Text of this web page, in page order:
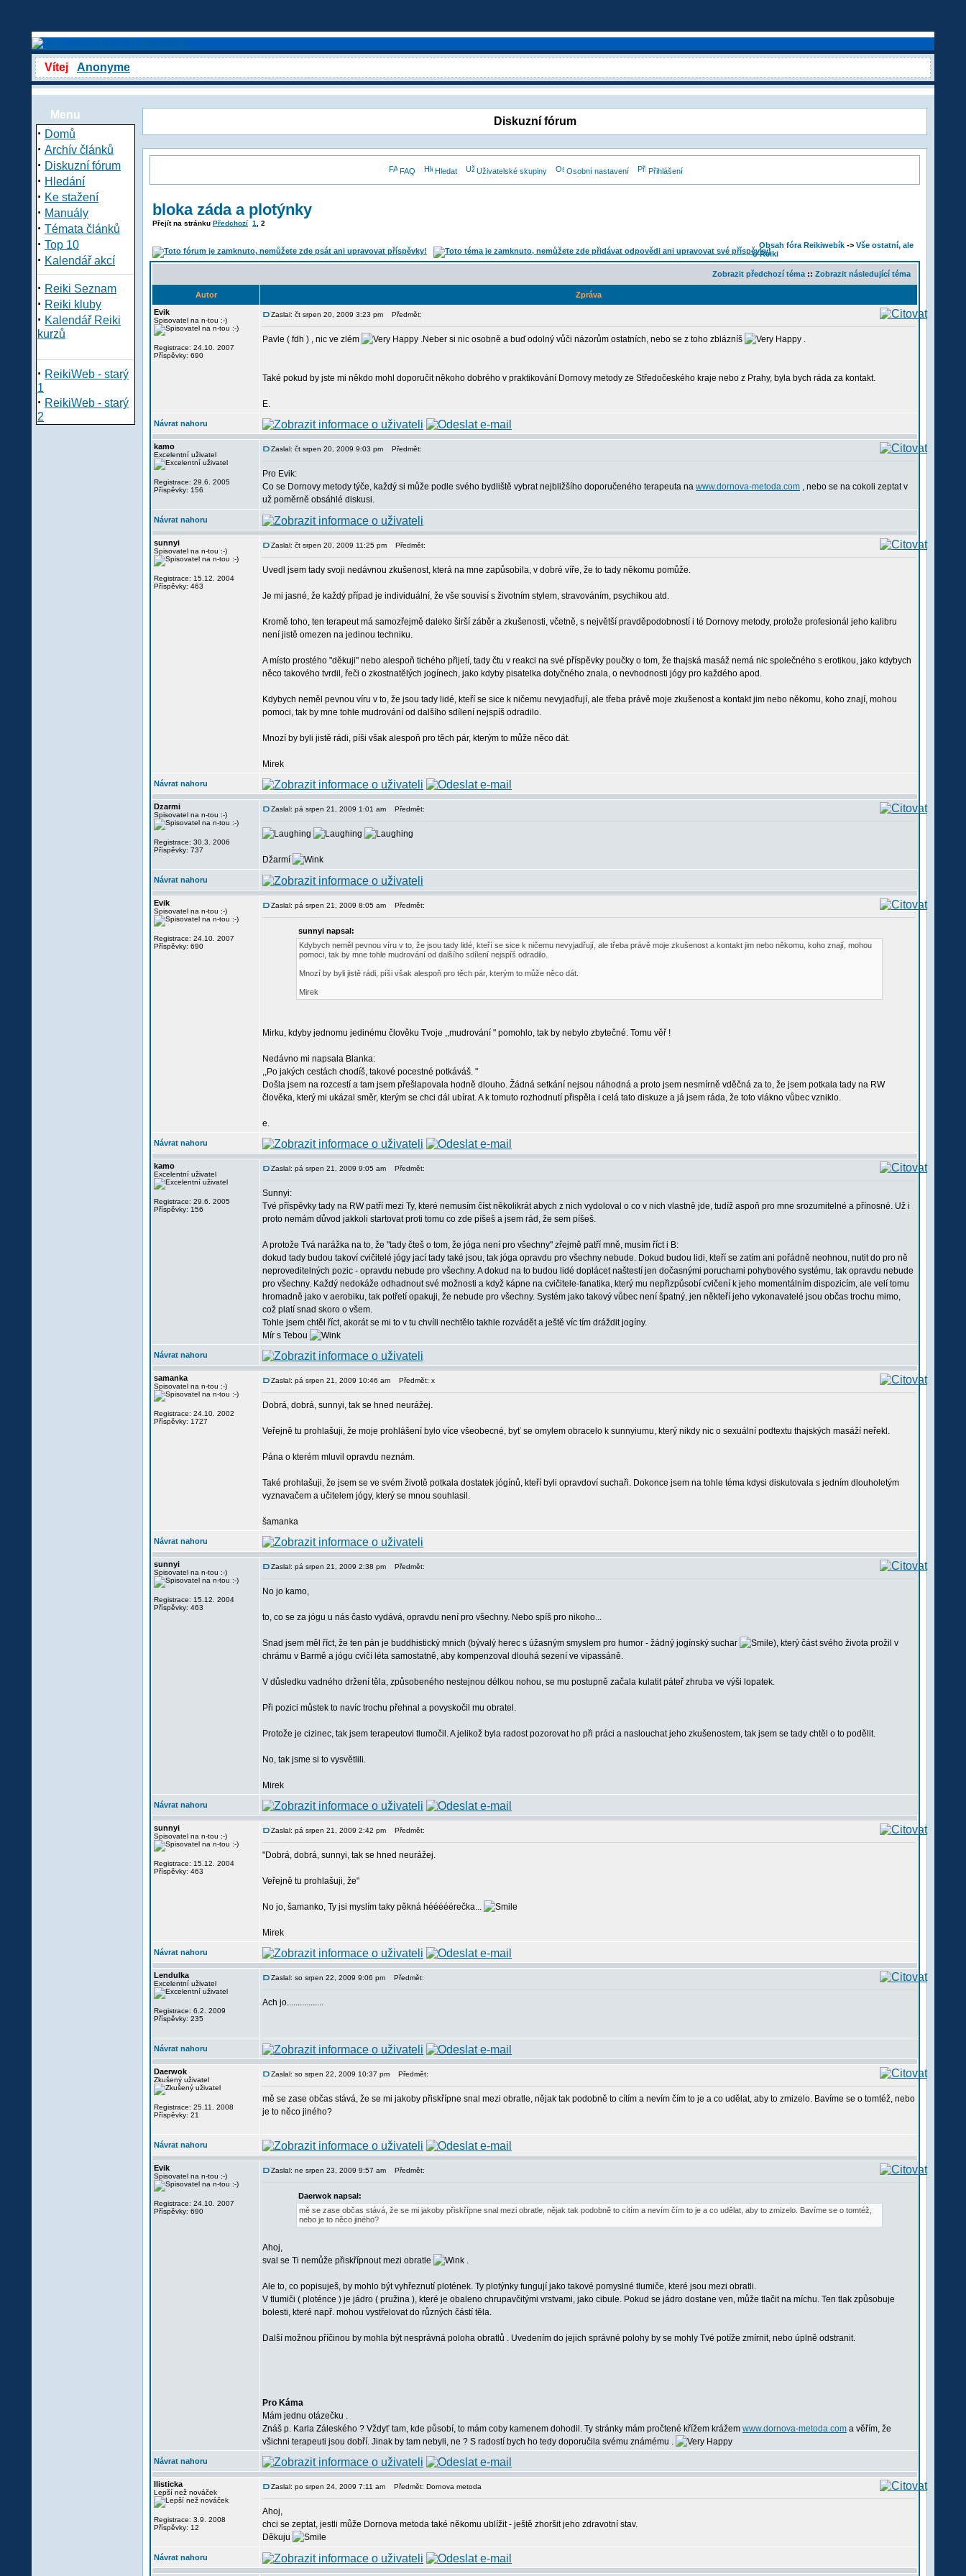
Vítej Anonyme
Menu
· Domů
· Archív článků
· Diskuzní fórum
· Hledání
· Ke stažení
· Manuály
· Témata článků
· Top 10
· Kalendář akcí
· Reiki Seznam
· Reiki kluby
· Kalendář Reiki
kurzů
· ReikiWeb - starý
1
· ReikiWeb - starý
2
Diskuzní fórum
FAQ Hledat Uživatelské skupiny Osobní nastavení Přihlášení
bloka záda a plotýnky
Přejít na stránku Předchozí 1 2
Obsah fóra Reikiwebík -> Vše ostatní, ale
o Reiki
Zobrazit předchozí téma :: Zobrazit následující téma
Autor
Zpráva
Evik
Spisovatel na n-tou :-)
Registrace: 24.10. 2007
Příspěvky: 690
Zaslal: čt srpen 20, 2009 3:23 pm Předmět:
Pavle ( fdh ) , nic ve zlém .Neber si nic osobně a buď odolný vůči názorům ostatních, nebo se z toho zblázníš .
Také pokud by jste mi někdo mohl doporučit někoho dobrého v praktikování Dornovy metody ze Středočeského kraje nebo z Prahy, byla bych ráda za kontakt.
E.
Návrat nahoru
kamo
Excelentní uživatel
Registrace: 29.6. 2005
Příspěvky: 156
Zaslal: čt srpen 20, 2009 9:03 pm Předmět:
Pro Evik:
Co se Dornovy metody týče, každý si může podle svého bydliště vybrat nejbližšího doporučeného terapeuta na www.dornova-metoda.com , nebo se na cokoli zeptat v
už poměrně obsáhlé diskusi.
Návrat nahoru
sunnyi
Spisovatel na n-tou :-)
Registrace: 15.12. 2004
Příspěvky: 463
Zaslal: čt srpen 20, 2009 11:25 pm Předmět:
Uvedl jsem tady svoji nedávnou zkušenost, která na mne zapůsobila, v dobré víře, že to tady někomu pomůže.
Je mi jasné, že každý případ je individuální, že vše souvisí s životním stylem, stravováním, psychikou atd.
Kromě toho, ten terapeut má samozřejmě daleko širší záběr a zkušenosti, včetně, s největší pravděpodobností i té Dornovy metody, protože profesionál jeho kalibru
není jistě omezen na jedinou techniku.
A místo prostého "děkuji" nebo alespoň tichého přijetí, tady čtu v reakci na své příspěvky poučky o tom, že thajská masáž nemá nic společného s erotikou, jako kdybych
něco takového tvrdil, řeči o zkostnatělých jogínech, jako kdyby pisatelka dotyčného znala, o nevhodnosti jógy pro každého apod.
Kdybych neměl pevnou víru v to, že jsou tady lidé, kteří se sice k ničemu nevyjadřují, ale třeba právě moje zkušenost a kontakt jim nebo někomu, koho znají, mohou
pomoci, tak by mne tohle mudrování od dalšího sdílení nejspíš odradilo.
Mnozí by byli jistě rádi, píši však alespoň pro těch pár, kterým to může něco dát.
Mirek
Návrat nahoru
Dzarmi
Spisovatel na n-tou :-)
Registrace: 30.3. 2006
Příspěvky: 737
Zaslal: pá srpen 21, 2009 1:01 am Předmět:
Džarmí
Návrat nahoru
Evik
Spisovatel na n-tou :-)
Registrace: 24.10. 2007
Příspěvky: 690
Zaslal: pá srpen 21, 2009 8:05 am Předmět:
sunnyi napsal:
Kdybych neměl pevnou víru v to, že jsou tady lidé, kteří se sice k ničemu nevyjadřují, ale třeba právě moje zkušenost a kontakt jim nebo někomu, koho znají, mohou
pomoci, tak by mne tohle mudrování od dalšího sdílení nejspíš odradilo.
Mnozí by byli jistě rádi, píši však alespoň pro těch pár, kterým to může něco dát.
Mirek
Mirku, kdyby jednomu jedinému člověku Tvoje ,,mudrování " pomohlo, tak by nebylo zbytečné. Tomu věř !
Nedávno mi napsala Blanka:
,,Po jakých cestách chodíš, takové pocestné potkáváš. "
Došla jsem na rozcestí a tam jsem přešlapovala hodně dlouho. Žádná setkání nejsou náhodná a proto jsem nesmírně vděčná za to, že jsem potkala tady na RW
člověka, který mi ukázal směr, kterým se chci dál ubírat. A k tomuto rozhodnutí přispěla i celá tato diskuze a já jsem ráda, že toto vlákno vůbec vzniklo.
e.
Návrat nahoru
kamo
Excelentní uživatel
Registrace: 29.6. 2005
Příspěvky: 156
Zaslal: pá srpen 21, 2009 9:05 am Předmět:
Sunnyi:
Tvé příspěvky tady na RW patří mezi Ty, které nemusím číst několikrát abych z nich vydoloval o co v nich vlastně jde, tudíž aspoň pro mne srozumitelné a přínosné. Už i
proto nemám důvod jakkoli startovat proti tomu co zde píšeš a jsem rád, že sem píšeš.
A protože Tvá narážka na to, že "tady čteš o tom, že jóga není pro všechny" zřejmě patří mně, musím říct i B:
dokud tady budou takoví cvičitelé jógy jací tady také jsou, tak jóga opravdu pro všechny nebude. Dokud budou lidi, kteří se zatím ani pořádně neohnou, nutit do pro ně
neproveditelných pozic - opravdu nebude pro všechny. A dokud na to budou lidé doplácet naštestí jen dočasnými poruchami pohybového systému, tak opravdu nebude
pro všechny. Každý nedokáže odhadnout své možnosti a když kápne na cvičitele-fanatika, který mu nepřizpůsobí cvičení k jeho momentálním dispozicím, ale velí tomu
hromadně jako v aerobiku, tak potřetí opakuji, že nebude pro všechny. Systém jako takový vůbec není špatný, jen někteří jeho vykonavatelé jsou občas trochu mimo,
což platí snad skoro o všem.
Tohle jsem chtěl říct, akorát se mi to v tu chvíli nechtělo takhle rozvádět a ještě víc tím dráždit jogíny.
Mír s Tebou
Návrat nahoru
samanka
Spisovatel na n-tou :-)
Registrace: 24.10. 2002
Příspěvky: 1727
Zaslal: pá srpen 21, 2009 10:46 am Předmět: x
Dobrá, dobrá, sunnyi, tak se hned neurážej.
Veřejně tu prohlašuji, že moje prohlášení bylo více všeobecné, byť se omylem obracelo k sunnyiumu, který nikdy nic o sexuální podtextu thajských masáží neřekl.
Pána o kterém mluvil opravdu neznám.
Také prohlašuji, že jsem se ve svém životě potkala dostatek jógínů, kteří byli opravdoví suchaři. Dokonce jsem na tohle téma kdysi diskutovala s jedním dlouholetým
vyznavačem a učitelem jógy, který se mnou souhlasil.
šamanka
Návrat nahoru
sunnyi
Spisovatel na n-tou :-)
Registrace: 15.12. 2004
Příspěvky: 463
Zaslal: pá srpen 21, 2009 2:38 pm Předmět:
No jo kamo,
to, co se za jógu u nás často vydává, opravdu není pro všechny. Nebo spíš pro nikoho...
Snad jsem měl říct, že ten pán je buddhistický mnich (bývalý herec s úžasným smyslem pro humor - žádný jogínský suchar
), který část svého života prožil v
chrámu v Barmě a jógu cvičí léta samostatně, aby kompenzoval dlouhá sezení ve vipassáně.
V důsledku vadného držení těla, způsobeného nestejnou délkou nohou, se mu postupně začala kulatit páteř zhruba ve výši lopatek.
Při pozici můstek to navíc trochu přehnal a povyskočil mu obratel.
Protože je cizinec, tak jsem terapeutovi tlumočil. A jelikož byla radost pozorovat ho při práci a naslouchat jeho zkušenostem, tak jsem se tady chtěl o to podělit.
No, tak jsme si to vysvětlili.
Mirek
Návrat nahoru
sunnyi
Spisovatel na n-tou :-)
Registrace: 15.12. 2004
Příspěvky: 463
Zaslal: pá srpen 21, 2009 2:42 pm Předmět:
"Dobrá, dobrá, sunnyi, tak se hned neurážej.
Veřejně tu prohlašuji, že"
No jo, šamanko, Ty jsi myslím taky pěkná hééééérečka...
Mirek
Návrat nahoru
Lendulka
Excelentní uživatel
Registrace: 6.2. 2009
Příspěvky: 235
Zaslal: so srpen 22, 2009 9:06 pm Předmět:
Ach jo.................
Návrat nahoru
Daerwok
Zkušený uživatel
Registrace: 25.11. 2008
Příspěvky: 21
Zaslal: so srpen 22, 2009 10:37 pm Předmět:
mě se zase občas stává, že se mi jakoby přiskřípne snal mezi obratle, nějak tak podobně to cítím a nevím čím to je a co udělat, aby to zmizelo. Bavíme se o tomtéž, nebo
je to něco jiného?
Návrat nahoru
Evik
Spisovatel na n-tou :-)
Registrace: 24.10. 2007
Příspěvky: 690
Zaslal: ne srpen 23, 2009 9:57 am Předmět:
Daerwok napsal:
mě se zase občas stává, že se mi jakoby přiskřípne snal mezi obratle, nějak tak podobně to cítím a nevím čím to je a co udělat, aby to zmizelo. Bavíme se o tomtéž,
nebo je to něco jiného?
Ahoj,
sval se Ti nemůže přiskřípnout mezi obratle
.
Ale to, co popisuješ, by mohlo být vyhřeznutí plotének. Ty plotýnky fungují jako takové pomyslné tlumiče, které jsou mezi obratli.
V tlumiči ( ploténce ) je jádro ( pružina ), které je obaleno chrupavčitými vrstvami, jako cibule. Pokud se jádro dostane ven, může tlačit na míchu. Ten tlak způsobuje
bolesti, které např. mohou vystřelovat do různých částí těla.
Další možnou příčinou by mohla být nesprávná poloha obratlů . Uvedením do jejich správné polohy by se mohly Tvé potíže zmírnit, nebo úplně odstranit.
Pro Káma
Mám jednu otázečku .
Znáš p. Karla Záleského ? Vždyť tam, kde působí, to mám coby kamenem dohodil. Ty stránky mám pročtené křížem krážem www.dornova-metoda.com a věřím, že
všichni terapeuti jsou dobří. Jinak by tam nebyli, ne ? S radostí bych ho tedy doporučila svému známému .
Návrat nahoru
llisticka
Lepší než nováček
Registrace: 3.9. 2008
Příspěvky: 12
Zaslal: po srpen 24, 2009 7:11 am Předmět: Dornova metoda
Ahoj,
chci se zeptat, jestli může Dornova metoda také někomu ublížit - ještě zhoršit jeho zdravotní stav.
Děkuju
Návrat nahoru